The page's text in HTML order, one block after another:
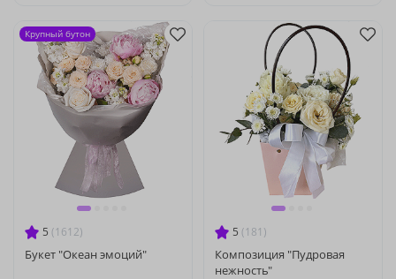
5 (1612)
Букет "Океан эмоций"
Крупный бутон
5 (181)
Композиция "Пудровая
нежность"